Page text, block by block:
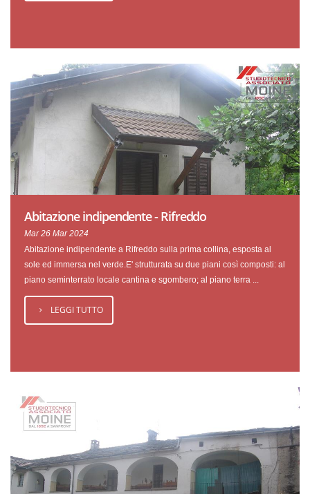
Abitazione indipendente - Rifreddo
Mar 26 Mar 2024
Abitazione indipendente a Rifreddo sulla prima collina, esposta al
sole ed immersa nel verde.E' strutturata su due piani così composti: al
piano seminterrato locale cantina e sgombero; al piano terra ...
LEGGI TUTTO